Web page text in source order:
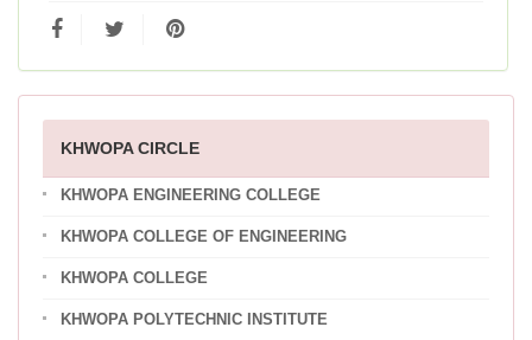
KHWOPA CIRCLE
KHWOPA ENGINEERING COLLEGE
KHWOPA COLLEGE OF ENGINEERING
KHWOPA COLLEGE
KHWOPA POLYTECHNIC INSTITUTE